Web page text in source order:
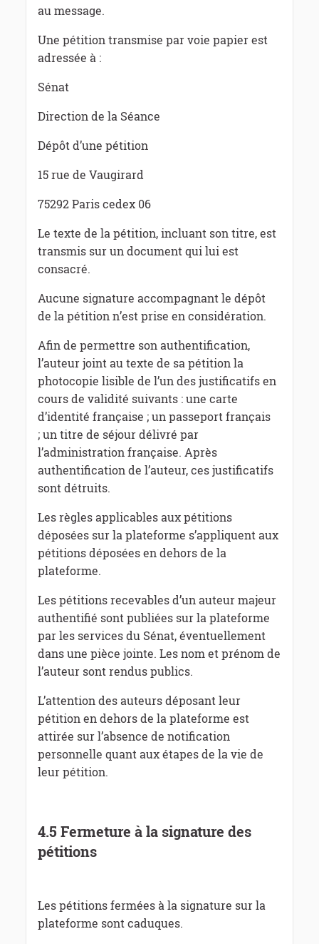
au message.
Une pétition transmise par voie papier est
adressée à :
Sénat
Direction de la Séance
Dépôt d’une pétition
15 rue de Vaugirard
75292 Paris cedex 06
Le texte de la pétition, incluant son titre, est
transmis sur un document qui lui est
consacré.
Aucune signature accompagnant le dépôt
de la pétition n’est prise en considération.
Afin de permettre son authentification,
l’auteur joint au texte de sa pétition la
photocopie lisible de l’un des justificatifs en
cours de validité suivants : une carte
d’identité française ; un passeport français
; un titre de séjour délivré par
l’administration française. Après
authentification de l’auteur, ces justificatifs
sont détruits.
Les règles applicables aux pétitions
déposées sur la plateforme s’appliquent aux
pétitions déposées en dehors de la
plateforme.
Les pétitions recevables d’un auteur majeur
authentifié sont publiées sur la plateforme
par les services du Sénat, éventuellement
dans une pièce jointe. Les nom et prénom de
l’auteur sont rendus publics.
L’attention des auteurs déposant leur
pétition en dehors de la plateforme est
attirée sur l’absence de notification
personnelle quant aux étapes de la vie de
leur pétition.
4.5 Fermeture à la signature des
pétitions
Les pétitions fermées à la signature sur la
plateforme sont caduques.